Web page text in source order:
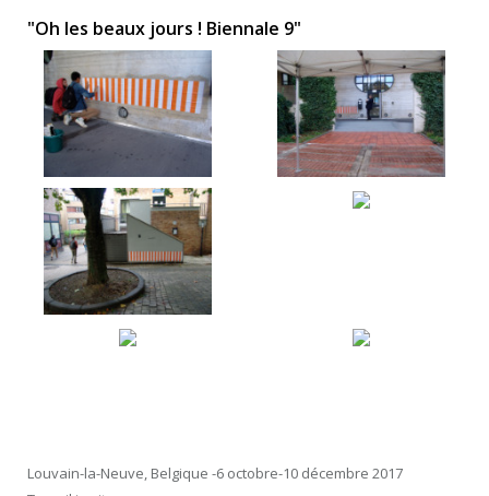
"Oh les beaux jours ! Biennale 9"
Louvain-la-Neuve, Belgique -6 octobre-10 décembre 2017